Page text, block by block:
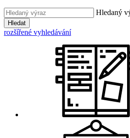
Hledaný
Hledat
rozšířené vyhledávání